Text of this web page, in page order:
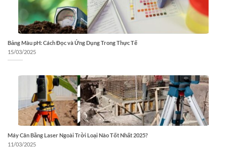
Bảng Màu pH: Cách Đọc và Ứng Dụng Trong Thực Tế
15/03/2025
Máy Cân Bằng Laser Ngoài Trời Loại Nào Tốt Nhất 2025?
11/03/2025